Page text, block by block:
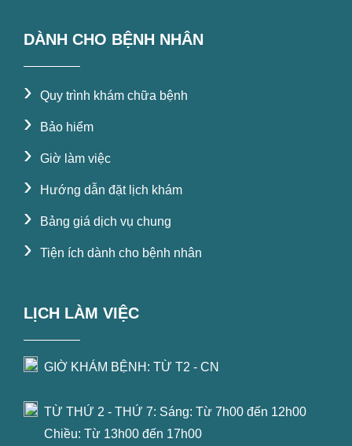
DÀNH CHO BỆNH NHÂN
› Quy trình khám chữa bệnh
› Bảo hiểm
› Giờ làm việc
› Hướng dẫn đặt lịch khám
› Bảng giá dịch vụ chung
› Tiện ích dành cho bệnh nhân
LỊCH LÀM VIỆC
GIỜ KHÁM BỆNH: TỪ T2 - CN
TỪ THỨ 2 - THỨ 7: Sáng: Từ 7h00 đến 12h00
Chiều: Từ 13h00 đến 17h00